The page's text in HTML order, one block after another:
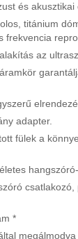
és akusztikai
titánium
frekvencia
az
adapter.
fülek a
*